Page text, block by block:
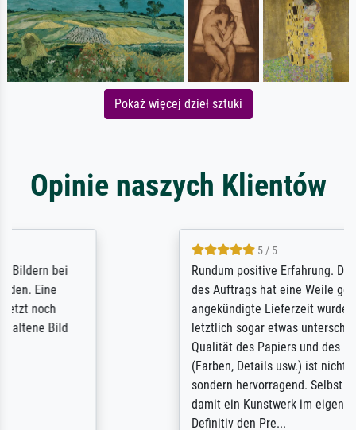
Pokaż więcej dzieł sztuki
Opinie naszych Klientów
Rundum positive Erfahrung. Die Ausführung
des Auftrags hat eine Weile gedauert, die
angekündigte Lieferzeit wurde aber
letztlich sogar etwas unterschritten. Die
Qualität des Papiers und des Drucks
(Farben, Details usw.) ist nicht nur gut,
sondern hervorragend. Selbst ein Druck ist
damit ein Kunstwerk im eigenen Sinne.